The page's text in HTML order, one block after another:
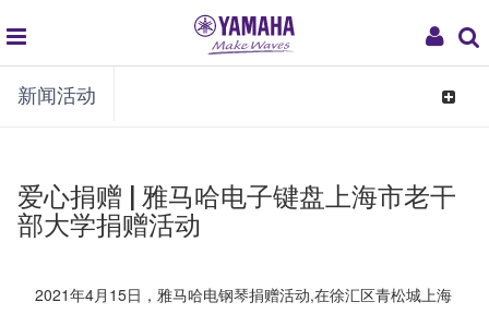
My
global
navigation
新闻活动
Toggle
爱心捐赠 | 雅马哈电子键盘上海市老干
部大学捐赠活动
2021年4月15日，雅马哈电钢琴捐赠活动,在徐汇区青松城上海